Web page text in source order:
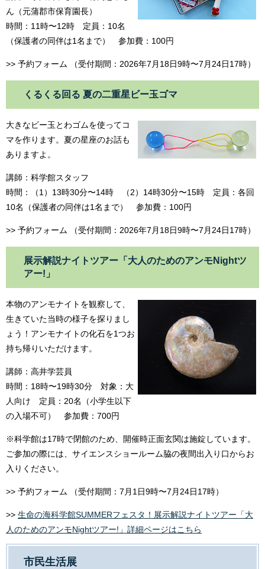
ん（元蒲郡市保育園長）
時間：11時〜12時 定員：10名
（保護者の同伴は1名まで） 参加費：100円
>> 予約フォーム （受付期間：2026年7月18日9時〜7月24日17時）
くるくる回る 夏の二重星ビー玉ゴマ
大きなビー玉とわゴムを使ってコ
マを作ります。夏の星座のお話も
ありますよ。
講師：科学館スタッフ
時間：（1）13時30分〜14時 （2）14時30分〜15時 定員：各回
10名（保護者の同伴は1名まで） 参加費：100円
>> 予約フォーム （受付期間：2026年7月18日9時〜7月24日17時）
展示解説ナイトツアー「大人のためのアンモNightツ
アー!」
本物のアンモナイトを観察して、
生きていた当時の様子を探りまし
ょう！アンモナイトの化石を1つお
持ち帰りいただけます。
講師：高井学芸員
時間：18時〜19時30分 対象：大
人向け 定員：20名（小学生以下
の入場不可） 参加費：700円
※科学館は17時で閉館のため、開催時正面玄関は施錠しています。
ご参加の際には、サイエンスショールーム脇の夜間出入り口からお
入りください。
>> 予約フォーム （受付期間：7月1日9時〜7月24日17時）
>> 生命の海科学館SUMMERフェスタ！展示解説ナイトツアー「大
人のためのアンモNightツアー!」詳細ページはこちら
市民生活展